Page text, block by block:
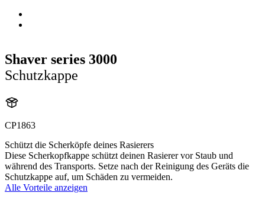
Shaver series 3000
Schutzkappe
CP1863
Schützt die Scherköpfe deines Rasierers
Diese Scherkopfkappe schützt deinen Rasierer vor Staub und
während des Transports. Setze nach der Reinigung des Geräts die
Schutzkappe auf, um Schäden zu vermeiden.
Alle Vorteile anzeigen